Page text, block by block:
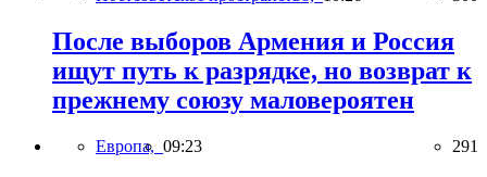
После выборов Армения и Россия
ищут путь к разрядке, но возврат к
прежнему союзу маловероятен
Европа, 09:23 291